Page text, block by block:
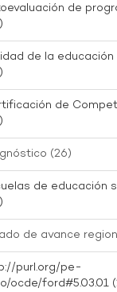
de
de la educación
de
(26)
de educación
de avance
purl.org/pe-
ocde/ford#5.03.01